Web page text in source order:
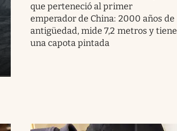
que perteneció al primer
emperador de China: 2000 años de
antigüedad, mide 7,2 metros y tiene
una capota pintada